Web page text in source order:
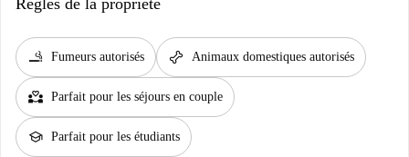
Règles de la propriété
smoking_rooms Fumeurs autorisés pet_supplies Animaux domestiques autorisés
partner_heart Parfait pour les séjours en couple
school Parfait pour les étudiants